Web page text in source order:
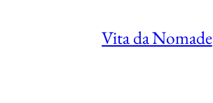
Vita da Nomade